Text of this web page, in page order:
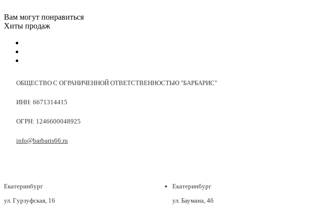
Вам могут понравиться
Хиты продаж
ОБЩЕСТВО С ОГРАНИЧЕННОЙ ОТВЕТСТВЕННОСТЬЮ "БАРБАРИС"
ИНН: 6671314415
ОГРН: 1246600048925
info@barbaris66.ru
Екатеринбург
ул. Гурзуфская, 16
Екатеринбург
ул. Баумана, 4б